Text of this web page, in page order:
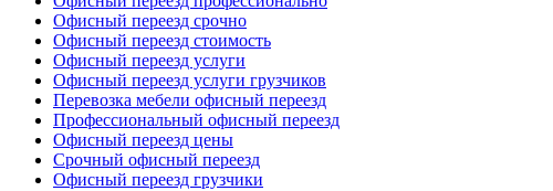
Офисный переезд срочно
Офисный переезд стоимость
Офисный переезд услуги
Офисный переезд услуги грузчиков
Перевозка мебели офисный переезд
Профессиональный офисный переезд
Офисный переезд цены
Срочный офисный переезд
Офисный переезд грузчики